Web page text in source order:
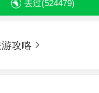
去过(524479)
攻略